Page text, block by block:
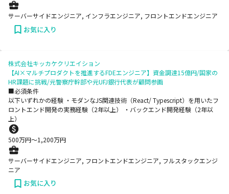
サーバーサイドエンジニア, インフラエンジニア, フロントエンドエンジニア
お気に入り
株式会社キッカケクリエイション
【AI×マルチプロダクトを推進するFDEエンジニア】資金調達15億円/国家の
HR課題に挑戦/元警察庁幹部や元UFJ銀行代表が顧問参画
■必須条件
以下いずれかの経験 ・モダンなJS関連技術（React/ Typescript）を用いたフ
ロントエンド開発の実務経験（2年以上） ・バックエンド開発経験（2年以
上）
500万円〜1,200万円
サーバーサイドエンジニア, フロントエンドエンジニア, フルスタックエンジ
ニア
お気に入り